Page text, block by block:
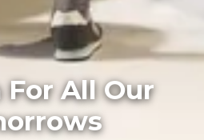
For All Our